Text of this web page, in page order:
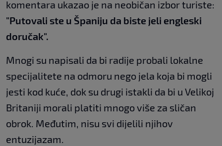
komentara ukazao je na neobičan izbor turiste:
"Putovali ste u Španiju da biste jeli engleski
doručak".
Mnogi su napisali da bi radije probali lokalne
specijalitete na odmoru nego jela koja bi mogli
jesti kod kuće, dok su drugi istakli da bi u Velikoj
Britaniji morali platiti mnogo više za sličan
obrok. Međutim, nisu svi dijelili njihov
entuzijazam.